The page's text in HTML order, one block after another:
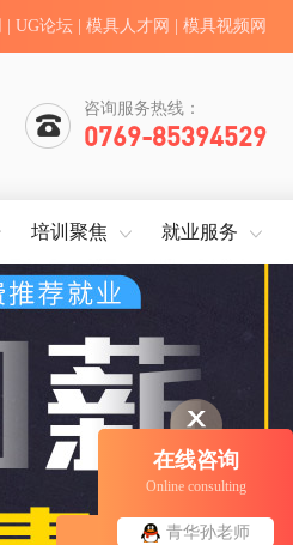
UG论坛 模具人才网 模具视频网
咨询服务热线：
0769-85394529
培训聚焦 就业服务
在线咨询
Online consulting
青华孙老师